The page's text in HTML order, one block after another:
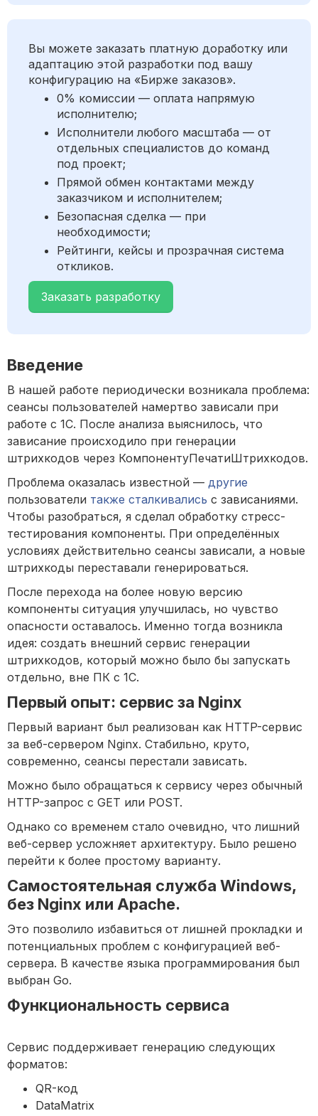
Вы можете заказать платную доработку или
адаптацию этой разработки под вашу
конфигурацию на «Бирже заказов».
0% комиссии — оплата напрямую
исполнителю;
Исполнители любого масштаба — от
отдельных специалистов до команд
под проект;
Прямой обмен контактами между
заказчиком и исполнителем;
Безопасная сделка — при
необходимости;
Рейтинги, кейсы и прозрачная система
откликов.
Заказать разработку
Введение
В нашей работе периодически возникала проблема:
сеансы пользователей намертво зависали при
работе с 1С. После анализа выяснилось, что
зависание происходило при генерации
штрихкодов через КомпонентуПечатиШтрихкодов.
Проблема оказалась известной — другие
пользователи также сталкивались с зависаниями.
Чтобы разобраться, я сделал обработку стресс-
тестирования компоненты. При определённых
условиях действительно сеансы зависали, а новые
штрихкоды переставали генерироваться.
После перехода на более новую версию
компоненты ситуация улучшилась, но чувство
опасности оставалось. Именно тогда возникла
идея: создать внешний сервис генерации
штрихкодов, который можно было бы запускать
отдельно, вне ПК с 1С.
Первый опыт: сервис за Nginx
Первый вариант был реализован как HTTP-сервис
за веб-сервером Nginx. Стабильно, круто,
современно, сеансы перестали зависать.
Можно было обращаться к сервису через обычный
HTTP-запрос с GET или POST.
Однако со временем стало очевидно, что лишний
веб-сервер усложняет архитектуру. Было решено
перейти к более простому варианту.
Самостоятельная служба Windows,
без Nginx или Apache.
Это позволило избавиться от лишней прокладки и
потенциальных проблем с конфигурацией веб-
сервера. В качестве языка программирования был
выбран Go.
Функциональность сервиса
Сервис поддерживает генерацию следующих
форматов:
QR-код
DataMatrix